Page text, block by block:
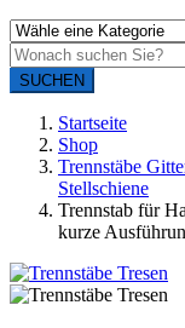
SUCHEN
Startseite
Shop
Trennstäbe
Stellschiene
Trennstab für
kurze